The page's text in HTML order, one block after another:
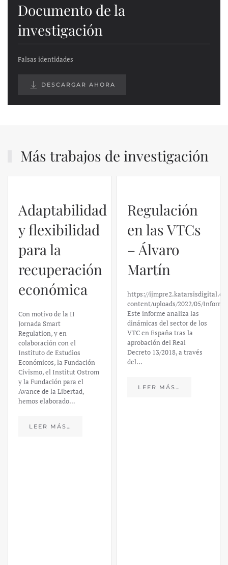
Documento de la
investigación
Falsas identidades
DESCARGAR AHORA
Más trabajos de investigación
Adaptabilidad
y flexibilidad
para la
recuperación
económica
Con motivo de la II
Jornada Smart
Regulation, y en
colaboración con el
Instituto de Estudios
Económicos, la Fundación
Civismo, el Institut Ostrom
y la Fundación para el
Avance de la Libertad,
hemos elaborado…
LEER MÁS…
Regulación
en las VTCs
– Álvaro
Martín
https://
content/uploads/2022/05/
Este informe analiza las
dinámicas del sector de los
VTC en España tras la
aprobación del Real
Decreto 13/2018, a través
del…
LEER MÁS…